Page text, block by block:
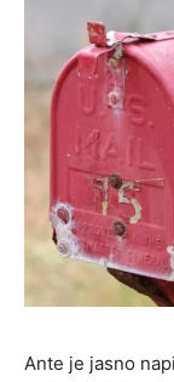
Ante je jasno